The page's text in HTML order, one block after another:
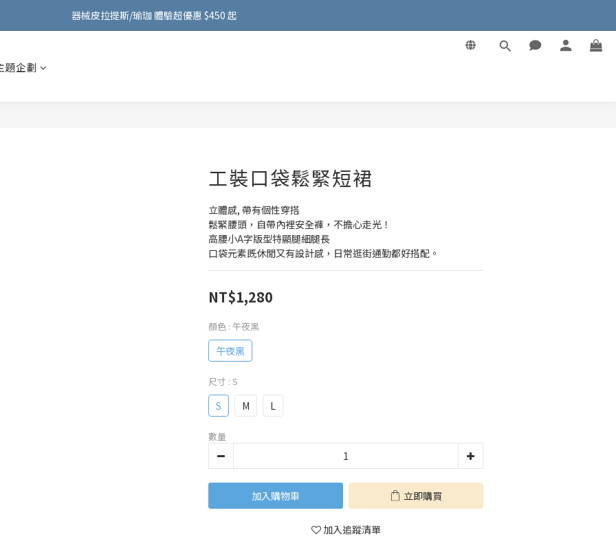
FMA ACTIVE 服飾首購 599 元免運費！加入會員贈 100 元購物金～
器械皮拉提斯/瑜珈 體驗超優惠 $450 起
題企劃
工裝口袋鬆緊短裙
立體感, 帶有個性穿搭
鬆緊腰頭，自帶內裡安全褲，不擔心走光！
高腰小A字版型特顯腿細腿長
口袋元素既休閒又有設計感，日常逛街通勤都好搭配。
NT$1,280
顏色 : 午夜黑
午夜黑
尺寸 : S
S M L
數量
加入購物車 立即購買
加入追蹤清單